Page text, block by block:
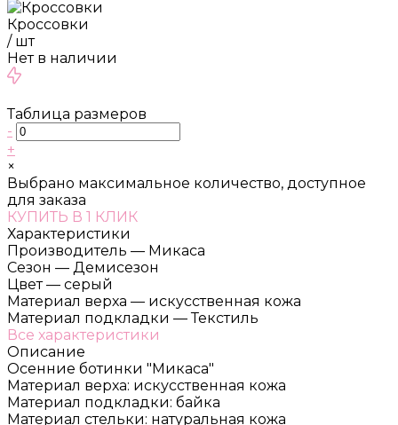
Кроссовки
/ шт
Нет в наличии
Таблица размеров
-
+
×
Выбрано максимальное количество, доступное
для заказа
КУПИТЬ В 1 КЛИК
Характеристики
Производитель — Микаса
Сезон — Демисезон
Цвет — серый
Материал верха — искусственная кожа
Материал подкладки — Текстиль
Все характеристики
Описание
Осенние ботинки "Микаса"
Материал верха: искусственная кожа
Материал подкладки: байка
Материал стельки: натуральная кожа